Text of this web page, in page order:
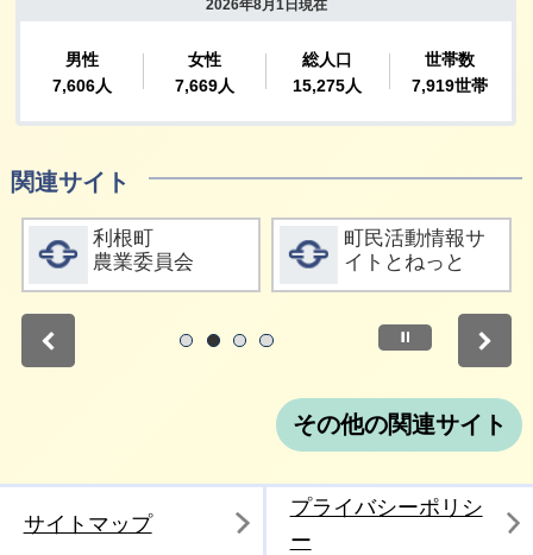
関連サイト
詳細をみる
利根町
農業委員会
詳細をみる
町民活動情報サ
イトとねっと
停止
その他の関連サイト
サイトマップ
プライバシーポリシ
ー